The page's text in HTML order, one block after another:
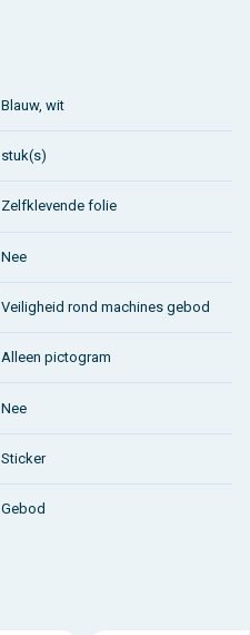
Blauw, wit
stuk(s)
Zelfklevende folie
Nee
Veiligheid rond machines gebod
Alleen pictogram
Nee
Sticker
Gebod